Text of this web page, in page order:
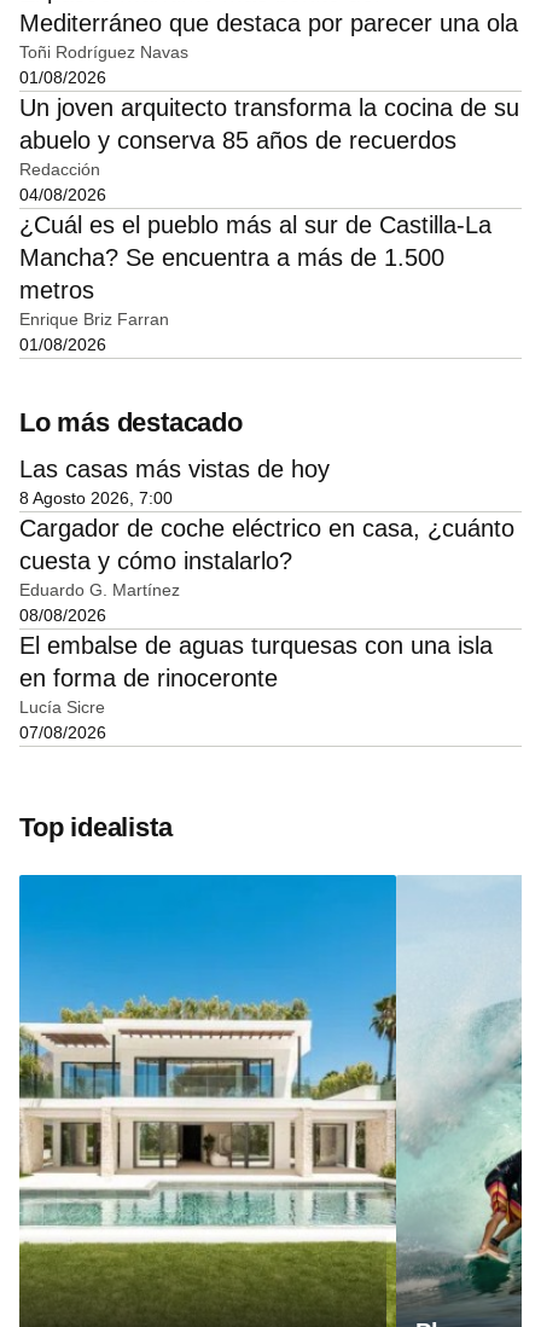
Mediterráneo que destaca por parecer una ola
Toñi Rodríguez Navas
01/08/2026
Un joven arquitecto transforma la cocina de su
abuelo y conserva 85 años de recuerdos
Redacción
04/08/2026
¿Cuál es el pueblo más al sur de Castilla-La
Mancha? Se encuentra a más de 1.500
metros
Enrique Briz Farran
01/08/2026
Lo más destacado
Las casas más vistas de hoy
8 Agosto 2026, 7:00
Cargador de coche eléctrico en casa, ¿cuánto
cuesta y cómo instalarlo?
Eduardo G. Martínez
08/08/2026
El embalse de aguas turquesas con una isla
en forma de rinoceronte
Lucía Sicre
07/08/2026
Top idealista